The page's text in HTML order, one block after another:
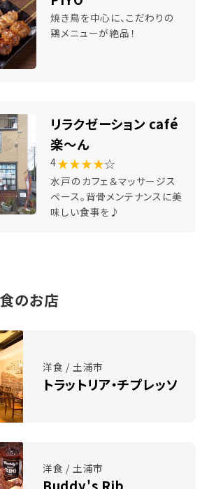
焼き鳥を中心に、こだわりの
鶏メニューが絶品！
リラクゼーション café
楽～ん
4★★★★☆
水戸のカフェ＆マッサージス
ペース。背骨メンテナンスに美
味しい食事を♪
のお店
洋食 / 土浦市
トラットリア・チプレッソ
洋食 / 土浦市